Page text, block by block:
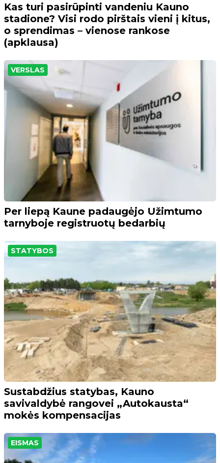
Kas turi pasirūpinti vandeniu Kauno
stadione? Visi rodo pirštais vieni į kitus,
o sprendimas – vienose rankose
(apklausa)
VERSLAS
Per liepą Kaune padaugėjo Užimtumo
tarnyboje registruotų bedarbių
STATYBOS
Sustabdžius statybas, Kauno
savivaldybė rangovei „Autokausta“
mokės kompensacijas
EISMAS